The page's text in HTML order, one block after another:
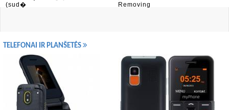
(sud�
Removing
TELEFONAI IR PLANŠETĖS